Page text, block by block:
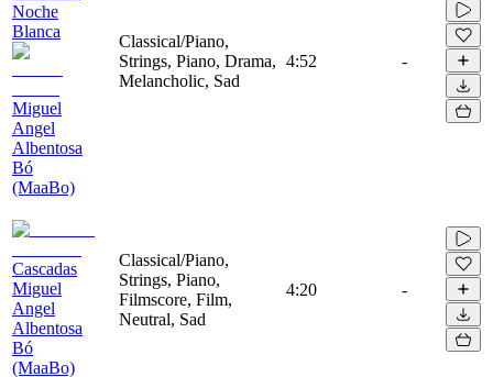
Noche
Blanca
Miguel
Angel
Albentosa
Bó
(MaaBo)
Classical/Piano,
Strings, Piano, Drama,
Melancholic, Sad
4:52 -
Cascadas
Miguel
Angel
Albentosa
Bó
(MaaBo)
Classical/Piano,
Strings, Piano,
Filmscore, Film,
Neutral, Sad
4:20 -